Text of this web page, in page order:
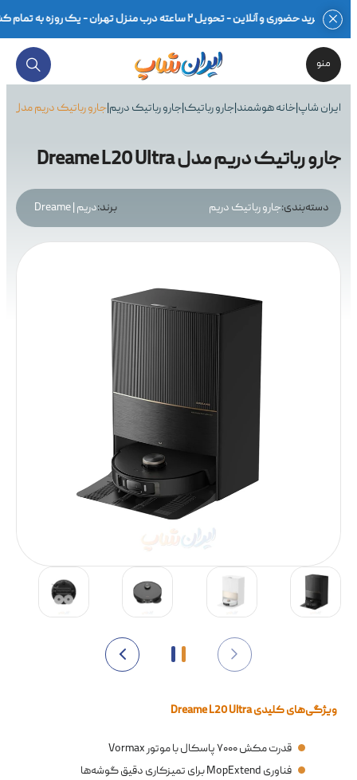
منو
ایران شاپ|خانه هوشمند|جارو رباتیک|جارو رباتیک دریم|جارو رباتیک دریم مدل Dreame L20 Ultra
جارو رباتیک دریم مدل Dreame L20 Ultra
دسته‌بندی:جارو رباتیک دریم برند:دریم | Dreame
ویژگی‌های کلیدی Dreame L20 Ultra
قدرت مکش ۷۰۰۰ پاسکال با موتور Vormax
فناوری MopExtend برای تمیزکاری دقیق گوشه‌ها
خرید حضوری و آنلاین - تحویل ۲ ساعته درب منزل تهران - یک روزه به تمام کشور - بهترین قیمت محصولات گلوبال و اصلی - ضمانت اصالت کالا در فاکتور - ۷ روز مهلت تست سلامت - گارانتی ۱۸ماهه معتبر - مشاوره تخصصی -